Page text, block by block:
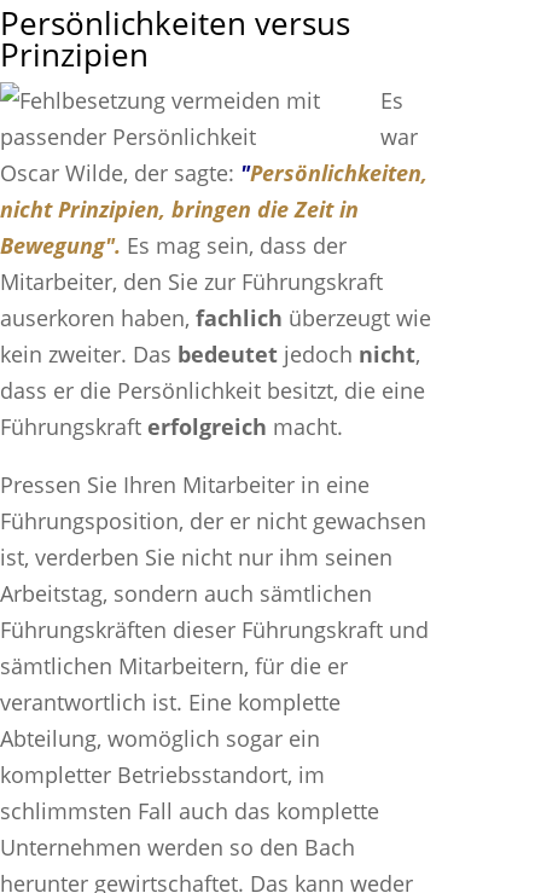
Persönlichkeiten versus
Prinzipien
Es
war
Oscar Wilde, der sagte: "Persönlichkeiten,
nicht Prinzipien, bringen die Zeit in
Bewegung". Es mag sein, dass der
Mitarbeiter, den Sie zur Führungskraft
auserkoren haben, fachlich überzeugt wie
kein zweiter. Das bedeutet jedoch nicht,
dass er die Persönlichkeit besitzt, die eine
Führungskraft erfolgreich macht.
Pressen Sie Ihren Mitarbeiter in eine
Führungsposition, der er nicht gewachsen
ist, verderben Sie nicht nur ihm seinen
Arbeitstag, sondern auch sämtlichen
Führungskräften dieser Führungskraft und
sämtlichen Mitarbeitern, für die er
verantwortlich ist. Eine komplette
Abteilung, womöglich sogar ein
kompletter Betriebsstandort, im
schlimmsten Fall auch das komplette
Unternehmen werden so den Bach
herunter gewirtschaftet. Das kann weder